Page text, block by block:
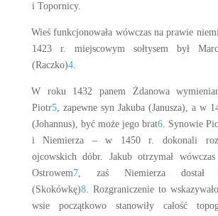
i Topornicy.
Wieś funkcjonowała wówczas na prawie
1423 r. miejscowym sołtysem był
(Raczko)4.
W roku 1432 panem Żdanowa
Piotr5, zapewne syn Jakuba (Janusza), a w
(Johannus), być może jego brat6. Synowie
i Niemierza – w 1450 r. dokonali
ojcowskich dóbr. Jakub otrzymał
Ostrowem7, zaś Niemierza dostał
(Skokówkę)8. Rozgraniczenie to
wsie początkowo stanowiły całość